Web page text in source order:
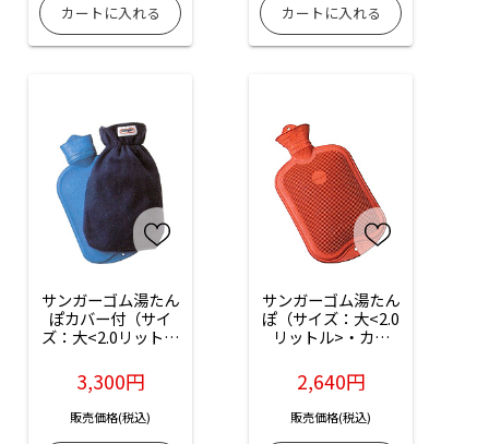
サンガーゴム湯たん
ぽカバー付（サイ
ズ：大<2.0リットル
ー）：1個入（コー
ドNo.06150-01-
13）
3,300円
販売価格(税込)
サンガーゴム湯たん
ぽ（サイズ：大<2.0
リットル>・カラ
入（コード
No.06150-01）
2,640円
販売価格(税込)